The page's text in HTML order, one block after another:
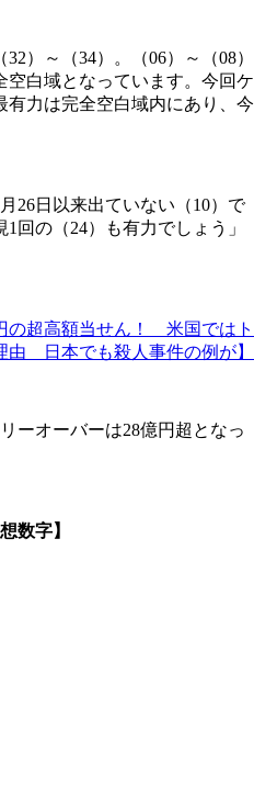
）～（34）。（06）～（08）
空白域となっています。今回ケ
力は完全空白域内にあり、今
26日以来出ていない（10）で
回の（24）も有力でしょう」
の超高額当せん！ 米国ではト
由 日本でも殺人事件の例が】
ーオーバーは28億円超となっ
数字】